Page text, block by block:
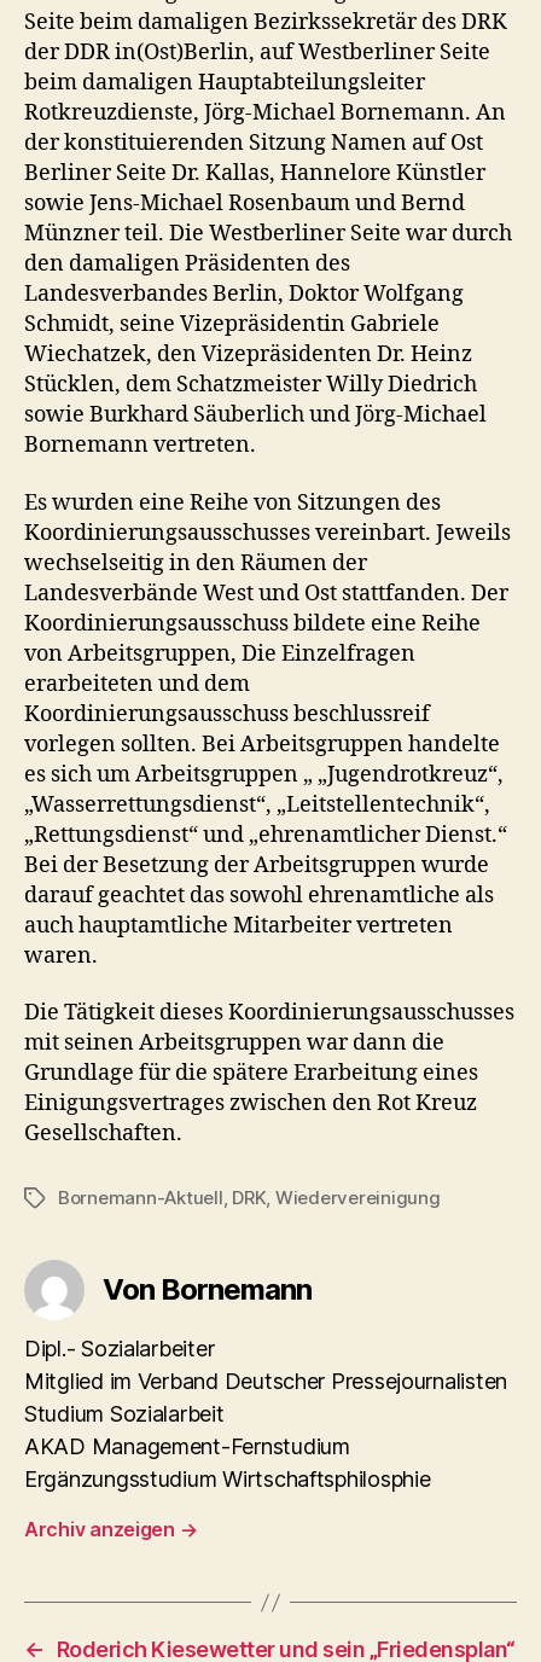
Seite beim damaligen Bezirkssekretär des DRK
der DDR in(Ost)Berlin, auf Westberliner Seite
beim damaligen Hauptabteilungsleiter
Rotkreuzdienste, Jörg-Michael Bornemann. An
der konstituierenden Sitzung Namen auf Ost
Berliner Seite Dr. Kallas, Hannelore Künstler
sowie Jens-Michael Rosenbaum und Bernd
Münzner teil. Die Westberliner Seite war durch
den damaligen Präsidenten des
Landesverbandes Berlin, Doktor Wolfgang
Schmidt, seine Vizepräsidentin Gabriele
Wiechatzek, den Vizepräsidenten Dr. Heinz
Stücklen, dem Schatzmeister Willy Diedrich
sowie Burkhard Säuberlich und Jörg-Michael
Bornemann vertreten.
Es wurden eine Reihe von Sitzungen des
Koordinierungsausschusses vereinbart. Jeweils
wechselseitig in den Räumen der
Landesverbände West und Ost stattfanden. Der
Koordinierungsausschuss bildete eine Reihe
von Arbeitsgruppen, Die Einzelfragen
erarbeiteten und dem
Koordinierungsausschuss beschlussreif
vorlegen sollten. Bei Arbeitsgruppen handelte
es sich um Arbeitsgruppen „ „Jugendrotkreuz“,
„Wasserrettungsdienst“, „Leitstellentechnik“,
„Rettungsdienst“ und „ehrenamtlicher Dienst.“
Bei der Besetzung der Arbeitsgruppen wurde
darauf geachtet das sowohl ehrenamtliche als
auch hauptamtliche Mitarbeiter vertreten
waren.
Die Tätigkeit dieses Koordinierungsausschusses
mit seinen Arbeitsgruppen war dann die
Grundlage für die spätere Erarbeitung eines
Einigungsvertrages zwischen den Rot Kreuz
Gesellschaften.
Schlagwörter
Bornemann-Aktuell, DRK, Wiedervereinigung
Von Bornemann
Dipl.- Sozialarbeiter
Mitglied im Verband Deutscher Pressejournalisten
Studium Sozialarbeit
AKAD Management-Fernstudium
Ergänzungsstudium Wirtschaftsphilosphie
Archiv anzeigen →
← Roderich Kiesewetter und sein „Friedensplan“